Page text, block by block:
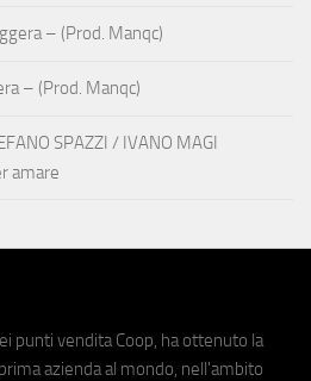
– (Prod. Manqc)
– (Prod. Manqc)
SPAZZI / IVANO MAGI
amare
punti vendita Coop, ha ottenuto la
azienda al mondo, nell'ambito